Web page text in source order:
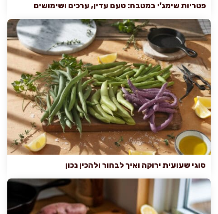
פטריות שימג'י במטבח: טעם עדין, ערכים ושימושים
סוגי שעועית ירוקה ואיך לבחור ולהכין נכון